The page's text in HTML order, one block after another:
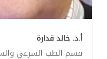
أ.د. خالد قدارة
قسم الطب الشرعي